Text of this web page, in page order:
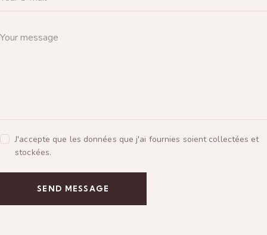
J'accepte que les données que j'ai fournies soient collectées et
stockées.
SEND MESSAGE